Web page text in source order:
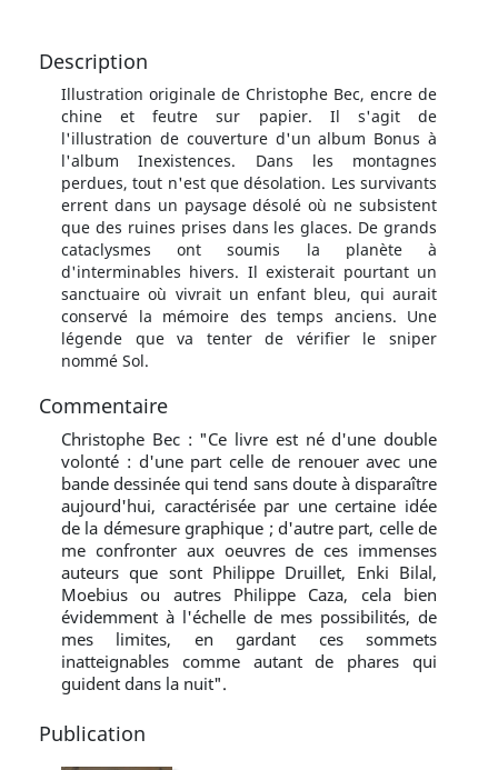
Description
Illustration originale de Christophe Bec, encre de
chine et feutre sur papier. Il s'agit de
l'illustration de couverture d'un album Bonus à
l'album Inexistences. Dans les montagnes
perdues, tout n'est que désolation. Les survivants
errent dans un paysage désolé où ne subsistent
que des ruines prises dans les glaces. De grands
cataclysmes ont soumis la planète à
d'interminables hivers. Il existerait pourtant un
sanctuaire où vivrait un enfant bleu, qui aurait
conservé la mémoire des temps anciens. Une
légende que va tenter de vérifier le sniper
nommé Sol.
Commentaire
Christophe Bec : "Ce livre est né d'une double
volonté : d'une part celle de renouer avec une
bande dessinée qui tend sans doute à disparaître
aujourd'hui, caractérisée par une certaine idée
de la démesure graphique ; d'autre part, celle de
me confronter aux oeuvres de ces immenses
auteurs que sont Philippe Druillet, Enki Bilal,
Moebius ou autres Philippe Caza, cela bien
évidemment à l'échelle de mes possibilités, de
mes limites, en gardant ces sommets
inatteignables comme autant de phares qui
guident dans la nuit".
Publication